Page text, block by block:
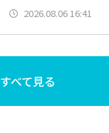
2026.08.06 16:41
すべて見る